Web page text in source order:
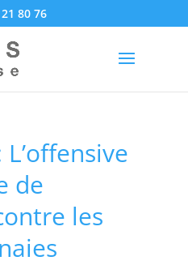
80 76
de
les